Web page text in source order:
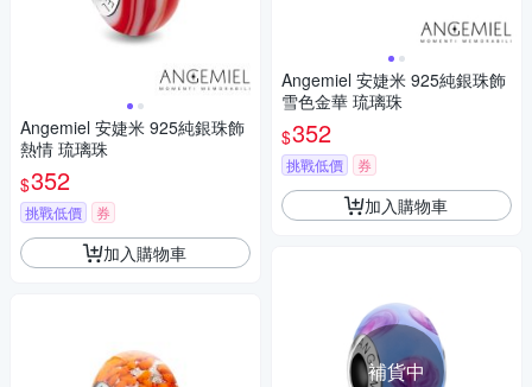
Angemiel 安婕米 925純銀珠飾
熱情 琉璃珠
$352
挑戰低價 券
加入購物車
Angemiel 安婕米 925純銀珠飾
雪色金華 琉璃珠
$352
挑戰低價 券
加入購物車
補貨中